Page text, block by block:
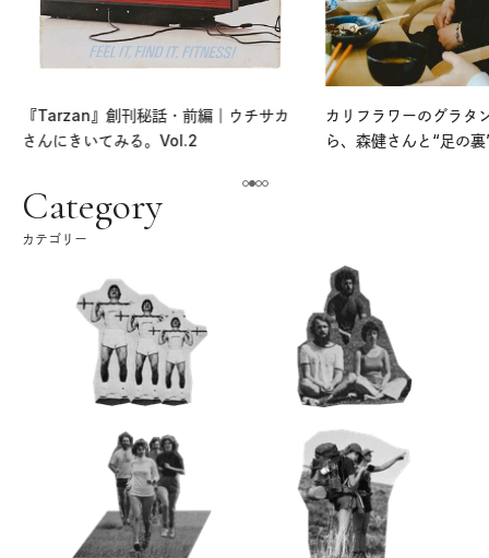
『Tarzan』創刊秘話・前編｜ウチサカ
さんにきいてみる。Vol.2
カリフラワーのグラタ
ら、森健さんと“足の
Category
カテゴリー